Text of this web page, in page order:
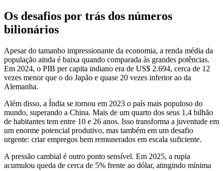
Os desafios por trás dos números
bilionários
Apesar do tamanho impressionante da economia, a renda média da
população ainda é baixa quando comparada às grandes potências.
Em 2024, o PIB per capita indiano era de US$ 2.694, cerca de 12
vezes menor que o do Japão e quase 20 vezes inferior ao da
Alemanha.
Além disso, a Índia se tornou em 2023 o país mais populoso do
mundo, superando a China. Mais de um quarto dos seus 1,4 bilhão
de habitantes tem entre 10 e 26 anos. Isso transforma a juventude em
um enorme potencial produtivo, mas também em um desafio
urgente: criar empregos bem remunerados em escala suficiente.
A pressão cambial é outro ponto sensível. Em 2025, a rupia
acumulou queda de cerca de 5% frente ao dólar, atingindo mínima